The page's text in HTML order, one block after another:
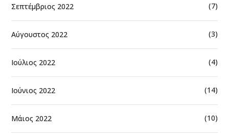
Σεπτέμβριος 2022 (7)
Αύγουστος 2022 (3)
Ιούλιος 2022 (4)
Ιούνιος 2022 (14)
Μάιος 2022 (10)